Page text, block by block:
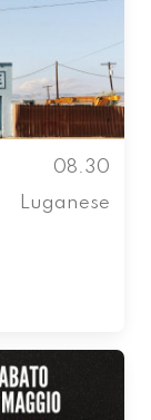
08.30
Luganese